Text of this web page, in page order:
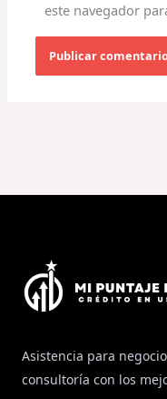
este navegador
Asistencia para
consultoría con los